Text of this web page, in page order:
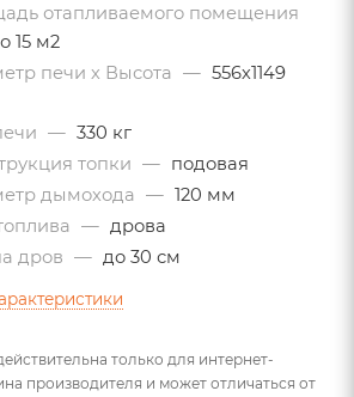
отапливаемого помещения
15 м2
печи х Высота — 556х1149
— 330 кг
топки — подовая
дымохода — 120 мм
— дрова
дров — до 30 см
только для интернет-
производителя и может отличаться от